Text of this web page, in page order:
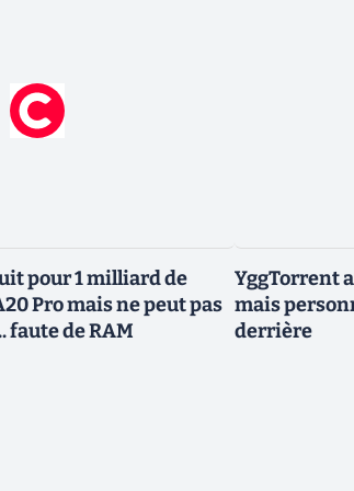
pour 1 milliard de
Pro mais ne peut pas
faute de RAM
YggTorrent
mais
derrière